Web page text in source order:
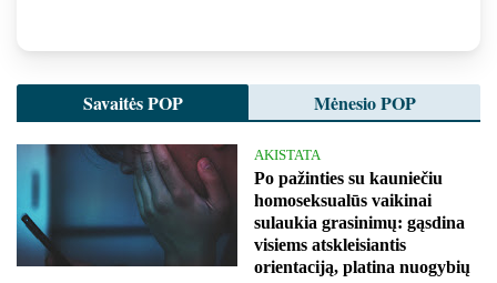
Savaitės POP Mėnesio POP
AKISTATA
Po pažinties su kauniečiu
homoseksualūs vaikinai
sulaukia grasinimų: gąsdina
visiems atskleisiantis
orientaciją, platina nuogybių